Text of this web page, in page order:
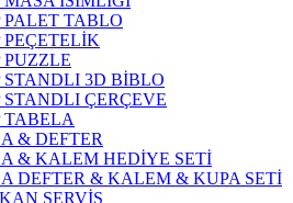
PALET TABLO
PEÇETELİK
PUZZLE
STANDLI 3D BİBLO
STANDLI ÇERÇEVE
TABELA
& DEFTER
& KALEM HEDİYE SETİ
DEFTER & KALEM & KUPA SETİ
SERVİS